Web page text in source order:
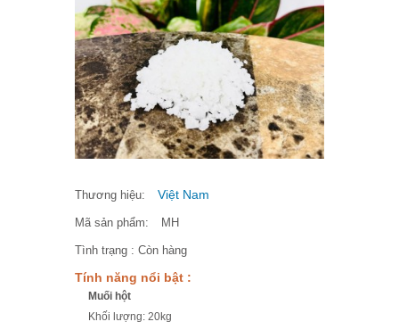
Thương hiệu: Việt Nam
Mã sản phẩm: MH
Tình trạng : Còn hàng
Tính năng nổi bật :
Muối hột
Khối lượng: 20kg